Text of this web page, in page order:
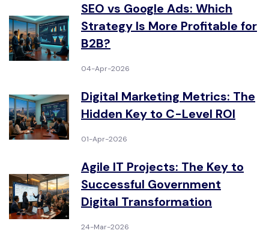
SEO vs Google Ads: Which
Strategy Is More Profitable for
B2B?
04-Apr-2026
Digital Marketing Metrics: The
Hidden Key to C-Level ROI
01-Apr-2026
Agile IT Projects: The Key to
Successful Government
Digital Transformation
24-Mar-2026